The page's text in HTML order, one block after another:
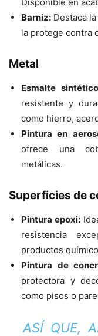
Barniz: Destaca
la protege contra
Metal
Esmalte
resistente y
como hierro,
Pintura en
ofrece una
metálicas.
Superficies de
Pintura epoxi:
resistencia
productos
Pintura de
protectora y
como pisos o
ASÍ QUE,